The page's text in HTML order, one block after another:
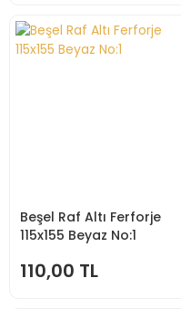
Beşel Raf Altı Ferforje
115x155 Beyaz No:1
110,00 TL